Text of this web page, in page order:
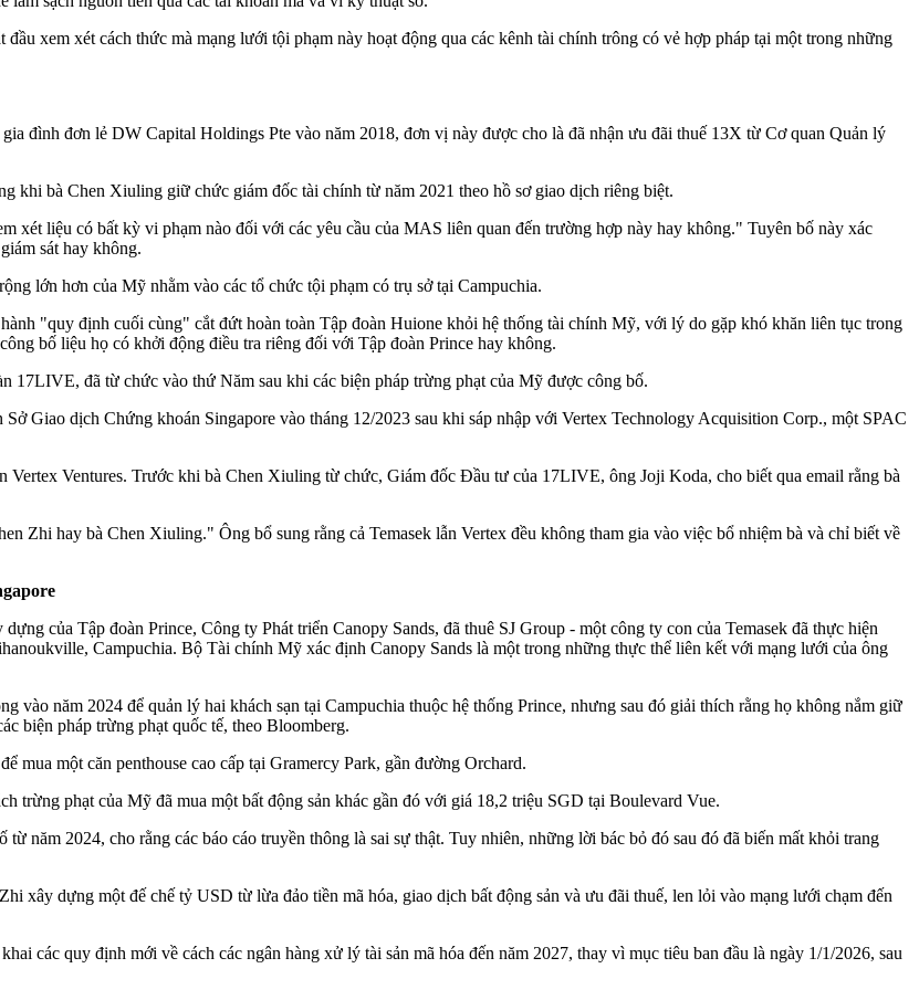
xem xét cách thức mà mạng lưới tội phạm này hoạt động qua các kênh tài chính trông có vẻ hợp pháp tại một trong những
đình đơn lẻ DW Capital Holdings Pte vào năm 2018, đơn vị này được cho là đã nhận ưu đãi thuế 13X từ Cơ quan Quản lý
khi bà Chen Xiuling giữ chức giám đốc tài chính từ năm 2021 theo hồ sơ giao dịch riêng biệt.
liệu có bất kỳ vi phạm nào đối với các yêu cầu của MAS liên quan đến trường hợp này hay không." Tuyên bố này xác
sát hay không.
lớn hơn của Mỹ nhằm vào các tổ chức tội phạm có trụ sở tại Campuchia.
"quy định cuối cùng" cắt đứt hoàn toàn Tập đoàn Huione khỏi hệ thống tài chính Mỹ, với lý do gặp khó khăn liên tục trong
bố liệu họ có khởi động điều tra riêng đối với Tập đoàn Prince hay không.
đã từ chức vào thứ Năm sau khi các biện pháp trừng phạt của Mỹ được công bố.
Giao dịch Chứng khoán Singapore vào tháng 12/2023 sau khi sáp nhập với Vertex Technology Acquisition Corp., một SPAC
Ventures. Trước khi bà Chen Xiuling từ chức, Giám đốc Đầu tư của 17LIVE, ông Joji Koda, cho biết qua email rằng bà
Zhi hay bà Chen Xiuling." Ông bổ sung rằng cả Temasek lẫn Vertex đều không tham gia vào việc bổ nhiệm bà và chỉ biết về
của Tập đoàn Prince, Công ty Phát triển Canopy Sands, đã thuê SJ Group - một công ty con của Temasek đã thực hiện
Campuchia. Bộ Tài chính Mỹ xác định Canopy Sands là một trong những thực thể liên kết với mạng lưới của ông
vào năm 2024 để quản lý hai khách sạn tại Campuchia thuộc hệ thống Prince, nhưng sau đó giải thích rằng họ không nắm giữ
biện pháp trừng phạt quốc tế, theo Bloomberg.
mua một căn penthouse cao cấp tại Gramercy Park, gần đường Orchard.
trừng phạt của Mỹ đã mua một bất động sản khác gần đó với giá 18,2 triệu SGD tại Boulevard Vue.
năm 2024, cho rằng các báo cáo truyền thông là sai sự thật. Tuy nhiên, những lời bác bỏ đó sau đó đã biến mất khỏi trang
xây dựng một đế chế tỷ USD từ lừa đảo tiền mã hóa, giao dịch bất động sản và ưu đãi thuế, len lỏi vào mạng lưới chạm đến
các quy định mới về cách các ngân hàng xử lý tài sản mã hóa đến năm 2027, thay vì mục tiêu ban đầu là ngày 1/1/2026, sau